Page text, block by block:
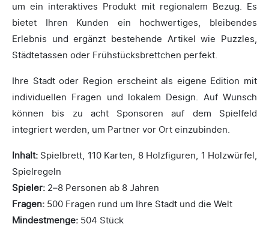
um ein interaktives Produkt mit regionalem Bezug. Es
bietet Ihren Kunden ein hochwertiges, bleibendes
Erlebnis und ergänzt bestehende Artikel wie Puzzles,
Städtetassen oder Frühstücksbrettchen perfekt.
Ihre Stadt oder Region erscheint als eigene Edition mit
individuellen Fragen und lokalem Design. Auf Wunsch
können bis zu acht Sponsoren auf dem Spielfeld
integriert werden, um Partner vor Ort einzubinden.
Inhalt: Spielbrett, 110 Karten, 8 Holzfiguren, 1 Holzwürfel,
Spielregeln
Spieler: 2–8 Personen ab 8 Jahren
Fragen: 500 Fragen rund um Ihre Stadt und die Welt
Mindestmenge: 504 Stück